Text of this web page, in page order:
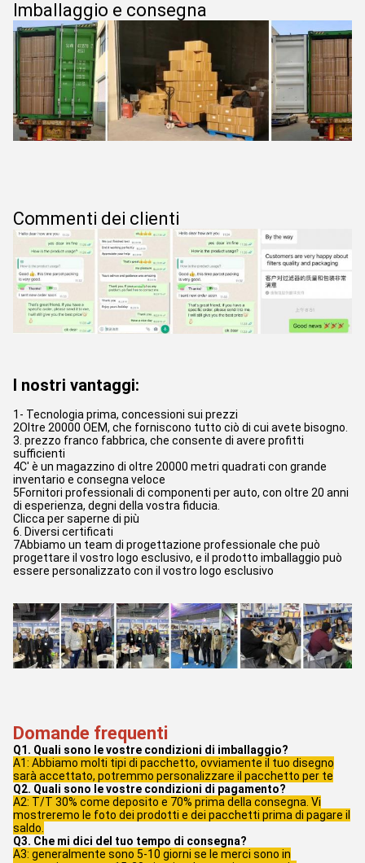
Imballaggio e consegna
Commenti dei clienti
I nostri vantaggi:
1- Tecnologia prima, concessioni sui prezzi
2Oltre 20000 OEM, che forniscono tutto ciò di cui avete bisogno.
3. prezzo franco fabbrica, che consente di avere profitti
sufficienti
4C' è un magazzino di oltre 20000 metri quadrati con grande
inventario e consegna veloce
5Fornitori professionali di componenti per auto, con oltre 20 anni
di esperienza, degni della vostra fiducia.
Clicca per saperne di più
6. Diversi certificati
7Abbiamo un team di progettazione professionale che può
progettare il vostro logo esclusivo, e il prodotto imballaggio può
essere personalizzato con il vostro logo esclusivo
Domande frequenti
Q1. Quali sono le vostre condizioni di imballaggio?
A1: Abbiamo molti tipi di pacchetto, ovviamente il tuo disegno
sarà accettato, potremmo personalizzare il pacchetto per te
Q2. Quali sono le vostre condizioni di pagamento?
A2: T/T 30% come deposito e 70% prima della consegna. Vi
mostreremo le foto dei prodotti e dei pacchetti prima di pagare il
saldo.
Q3. Che mi dici del tuo tempo di consegna?
A3: generalmente sono 5-10 giorni se le merci sono in